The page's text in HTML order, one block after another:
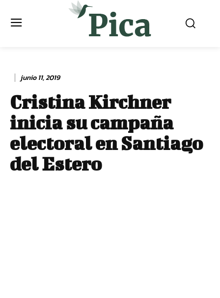
junio 11, 2019
Cristina Kirchner
inicia su campaña
electoral en Santiago
del Estero